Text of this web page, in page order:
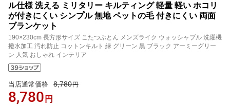
ル仕様 洗える ミリタリー キルティング 軽量 軽い ホコリ
が付きにくい シンプル 無地 ペットの毛 付きにくい 両面
ブランケット
190×230cm 長方形サイズ こたつぶとん メンズライク ウォッシャブル 洗濯機
撥水加工 汚れ防止 コットンキルト 緑 グリーン 黒 ブラック アーミーグリー
ン 人気 おしゃれ インテリア
当店通常価格 8,780円
8,780 円